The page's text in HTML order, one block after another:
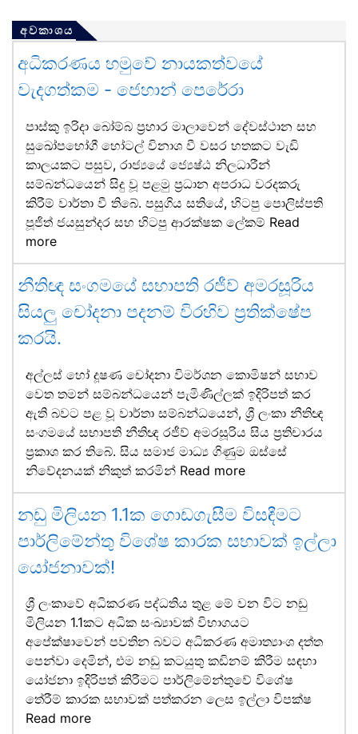
අවකාශය
අධිකරණය හමුවේ නායකත්වයේ
වැදගත්කම - ජෙහාන් පෙරේරා
පාස්කු ඉරිදා බෝම්බ ප්‍රහාර මාලාවෙන් දේවස්ථාන සහ
සුඛෝපභෝගී හෝටල් විනාශ වී වසර හතකට වැඩි
කාලයකට පසුව, රාජ්‍යයේ ජ්‍යෙෂ්ඨ නිලධාරීන්
සම්බන්ධයෙන් සිදු වූ පළමු ප්‍රධාන අපරාධ වරදකරු
කිරීම් වාර්තා වී තිබේ. පසුගිය සතියේ, හිටපු පොලිස්පති
පූජිත් ජයසුන්දර සහ හිටපු ආරක්ෂක ලේකම් Read
more
නීතිඥ සංගමයේ සභාපති රජීව් අමරසූරිය
සියලු චෝදනා පදනම් විරහිව ප්‍රතික්ෂේප
කරයි.
අල්ලස් හෝ දූෂණ චෝදනා විමර්ශන කොමිෂන් සභාව
වෙත තමන් සම්බන්ධයෙන් පැමිණිල්ලක් ඉදිරිපත් කර
ඇති බවට පළ වූ වාර්තා සම්බන්ධයෙන්, ශ්‍රී ලංකා නීතිඥ
සංගමයේ සභාපති නීතිඥ රජීව් අමරසූරිය සිය ප්‍රතිචාරය
ප්‍රකාශ කර තිබේ. සිය සමාජ මාධ්‍ය ගිණුම ඔස්සේ
නිවේදනයක් නිකුත් කරමින් Read more
නඩු මිලියන 1.1ක ගොඩගැසීම විසඳීමට
පාර්ලිමේන්තු විශේෂ කාරක සභාවක් ඉල්ලා
යෝජනාවක්!
ශ්‍රී ලංකාවේ අධිකරණ පද්ධතිය තුළ මේ වන විට නඩු
මිලියන 1.1කට අධික සංඛ්‍යාවක් විභාගයට
අපේක්ෂාවෙන් පවතින බවට අධිකරණ අමාත්‍යාංශ දත්ත
පෙන්වා දෙමින්, එම නඩු කටයුතු කඩිනම් කිරීම සඳහා
යෝජනා ඉදිරිපත් කිරීමට පාර්ලිමේන්තුවේ විශේෂ
තේරීම් කාරක සභාවක් පත්කරන ලෙස ඉල්ලා විපක්ෂ
Read more